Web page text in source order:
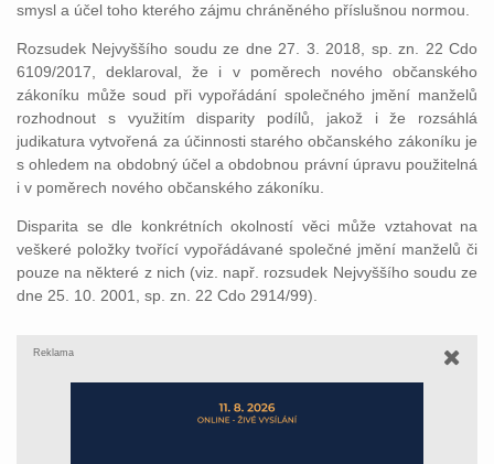
smysl a účel toho kterého zájmu chráněného příslušnou normou.
Rozsudek Nejvyššího soudu ze dne 27. 3. 2018, sp. zn. 22 Cdo
6109/2017, deklaroval, že i v poměrech nového občanského
zákoníku může soud při vypořádání společného jmění manželů
rozhodnout s využitím disparity podílů, jakož i že rozsáhlá
judikatura vytvořená za účinnosti starého občanského zákoníku je
s ohledem na obdobný účel a obdobnou právní úpravu použitelná
i v poměrech nového občanského zákoníku.
Disparita se dle konkrétních okolností věci může vztahovat na
veškeré položky tvořící vypořádávané společné jmění manželů či
pouze na některé z nich (viz. např. rozsudek Nejvyššího soudu ze
dne 25. 10. 2001, sp. zn. 22 Cdo 2914/99).
Reklama